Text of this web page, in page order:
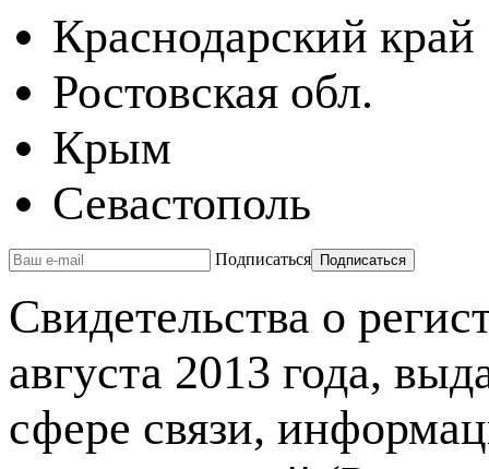
Краснодарский край
Ростовская обл.
Крым
Севастополь
Подписаться
Свидетельства о
августа 2013 года,
сфере связи,